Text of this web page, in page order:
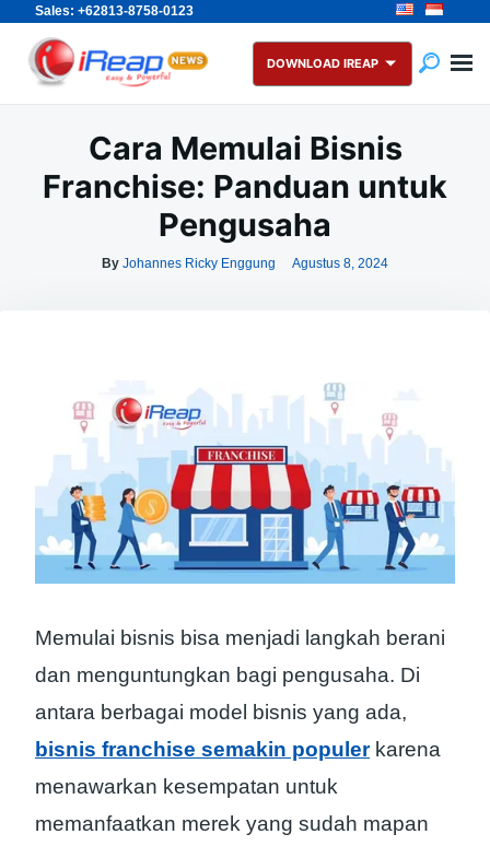
Sales: +62813-8758-0123
Skip
content
Search
for:
DOWNLOAD IREAP
Cara Memulai Bisnis
Franchise: Panduan untuk
Pengusaha
By Johannes Ricky Enggung Agustus 8, 2024
Memulai bisnis bisa menjadi langkah berani
dan menguntungkan bagi pengusaha. Di
antara berbagai model bisnis yang ada,
bisnis franchise semakin populerkarena
menawarkan kesempatan untuk
memanfaatkan merek yang sudah mapan